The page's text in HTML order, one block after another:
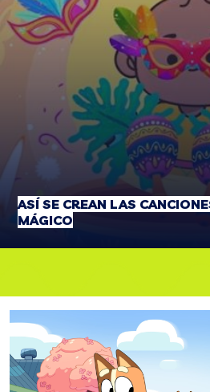
ASÍ SE CREAN LAS
MÁGICO